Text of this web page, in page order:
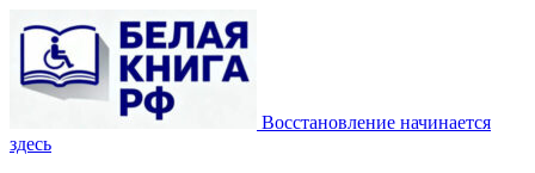
Восстановление начинается
здесь